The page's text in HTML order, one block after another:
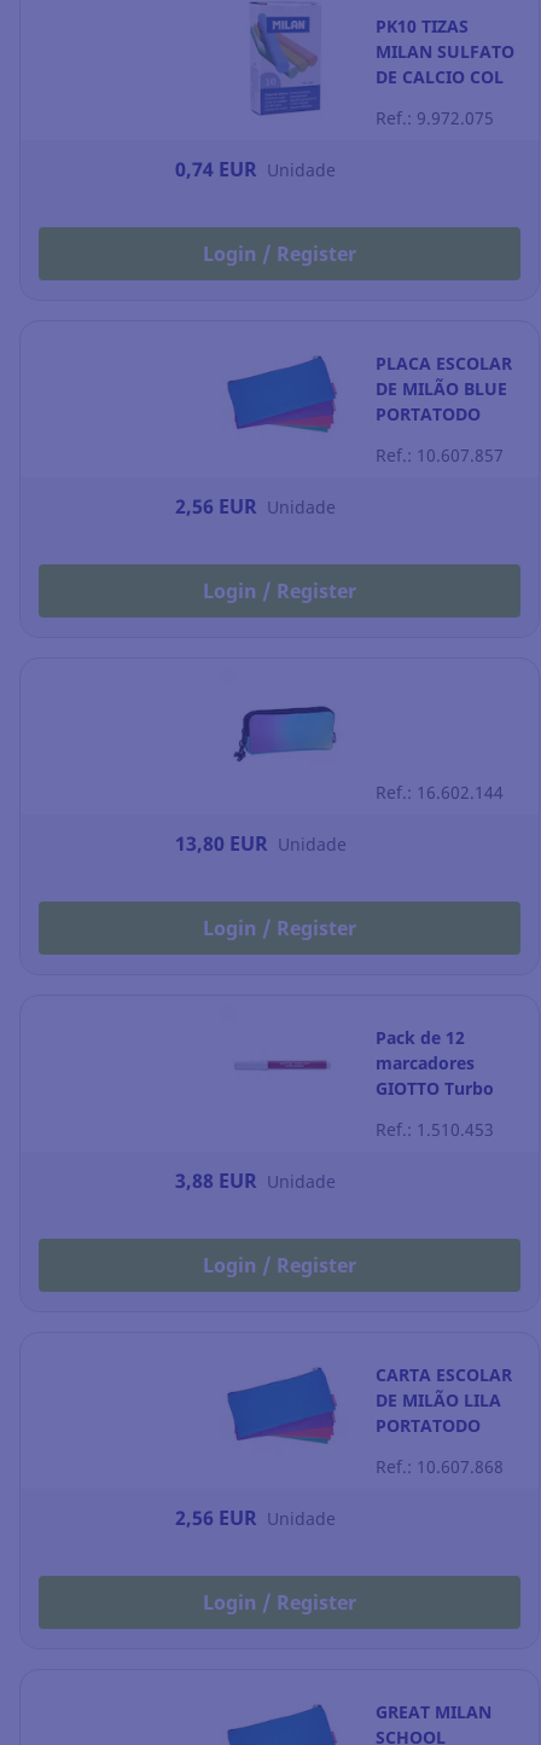
PK10 TIZAS
MILAN SULFATO
DE CALCIO COL
Ref.: 9.972.075
0,74 EUR Unidade
Login / Register
PLACA ESCOLAR
DE MILÃO BLUE
PORTATODO
Ref.: 10.607.857
2,56 EUR Unidade
Login / Register
Ref.: 16.602.144
13,80 EUR Unidade
Login / Register
Pack de 12
marcadores
GIOTTO Turbo
vermelha
Ref.: 1.510.453
3,88 EUR Unidade
Login / Register
CARTA ESCOLAR
DE MILÃO LILA
PORTATODO
Ref.: 10.607.868
2,56 EUR Unidade
Login / Register
GREAT MILAN
SCHOOL